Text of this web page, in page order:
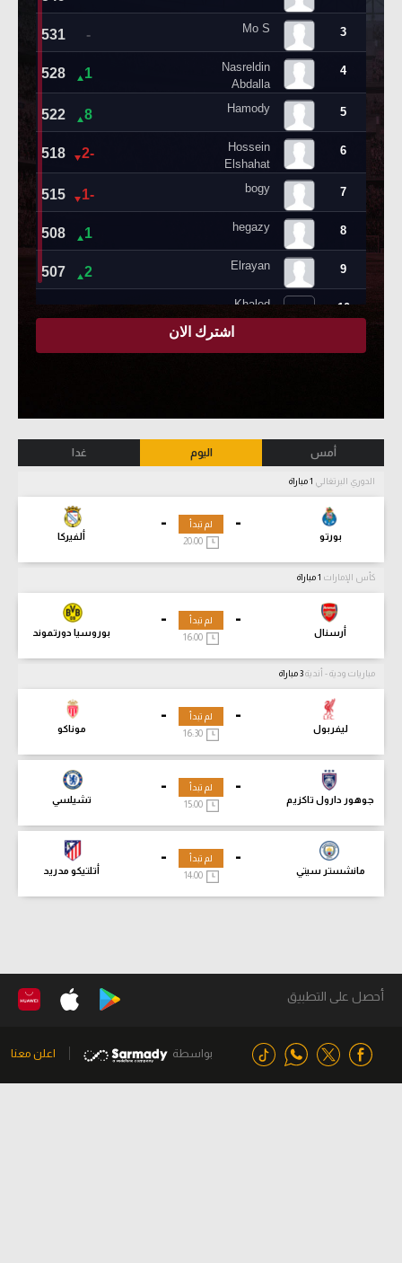
أمس اليوم غدا
الدوري البرتغالي
-
بورتو
-
ألفيركا
لم تبدأ
كأس الإمارات
-
أرسنال
-
بوروسيا دورتموند
لم تبدأ
مباريات ودية - أندية
-
ليفربول
-
موناكو
لم تبدأ
-
جوهور دارول تاكزيم
-
تشيلسي
لم تبدأ
15:00
-
مانشستر سيتي
-
أتلتيكو مدريد
لم تبدأ
14:00
أحصل على التطبيق
بواسطة اعلن معنا